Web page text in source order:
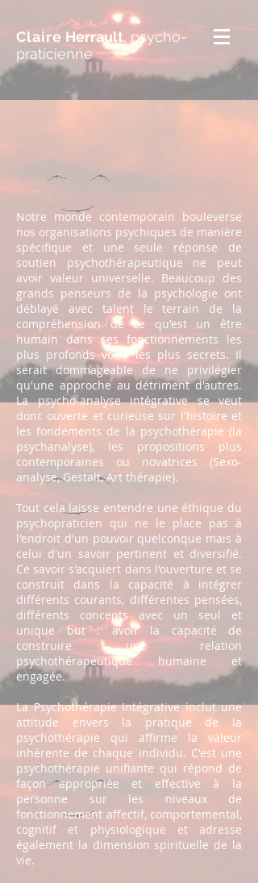
Claire Herrault, psycho-
praticienne
Notre monde contemporain bouleverse
nos organisations psychiques de manière
spécifique et une seule réponse de
soutien psychothérapeutique ne peut
avoir valeur universelle. Beaucoup des
grands penseurs de la psychologie ont
déblayé avec talent le terrain de la
compréhension de ce qu'est un être
humain dans ses fonctionnements les
plus profonds voire les plus secrets. Il
serait dommageable de ne privilégier
qu'une approche au détriment d'autres.
La psycho-analyse intégrative se veut
donc ouverte et curieuse sur l'histoire et
les fondements de la psychothérapie (la
psychanalyse), les propositions plus
contemporaines ou novatrices (Sexo-
analyse, Gestalt, Art thérapie).
Tout cela laisse entendre une éthique du
psychopraticien qui ne le place pas à
l'endroit d'un pouvoir quelconque mais à
celui d'un savoir pertinent et diversifié.
Ce savoir s'acquiert dans l'ouverture et se
construit dans la capacité à intégrer
différents courants, différentes pensées,
différents concepts avec un seul et
unique but : avoir la capacité de
construire une relation
psychothérapeutique humaine et
engagée.
La Psychothérapie Intégrative inclut une
attitude envers la pratique de la
psychothérapie qui affirme la valeur
inhérente de chaque individu. C'est une
psychothérapie unifiante qui répond de
façon appropriée et effective à la
personne sur les niveaux de
fonctionnement affectif, comportemental,
cognitif et physiologique et adresse
également la dimension spirituelle de la
vie.